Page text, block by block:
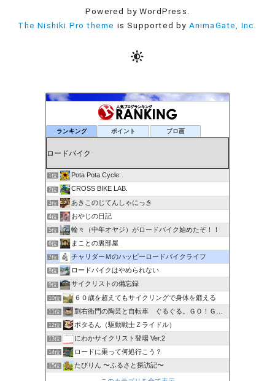
Powered by WordPress.
The Nishiki Pro theme is Supported by AnimaGate, Inc.
ランキング ポイント ブロ画
1位 Pota Pota Cycle:
2位 CROSS BIKE LAB.
3位 あきこのじてんしゃにっき
4位 おやじの日記
5位 輪々（中年オヤジ）がロードバイク始めたぞ！！
6位 まことの裏部屋
7位 チャリダーＭのハッピーロードバイクライフ
8位 ロードバイクはやめられない
9位 サイクリストの備忘録
10位 ６０歳を超えてもサイクリングで身体を鍛える
11位 剽右衛門の陶芸と自転車 ぐるぐる。ＧＯ！ＧＯ！
12位 ポタるん（駆動戦士Ｚライドル）
13位 にわかサイクリスト登場 Ver.2
14位 ロードに乗って何処行こう？
15位 たびりん 〜ふるさと探訪記〜